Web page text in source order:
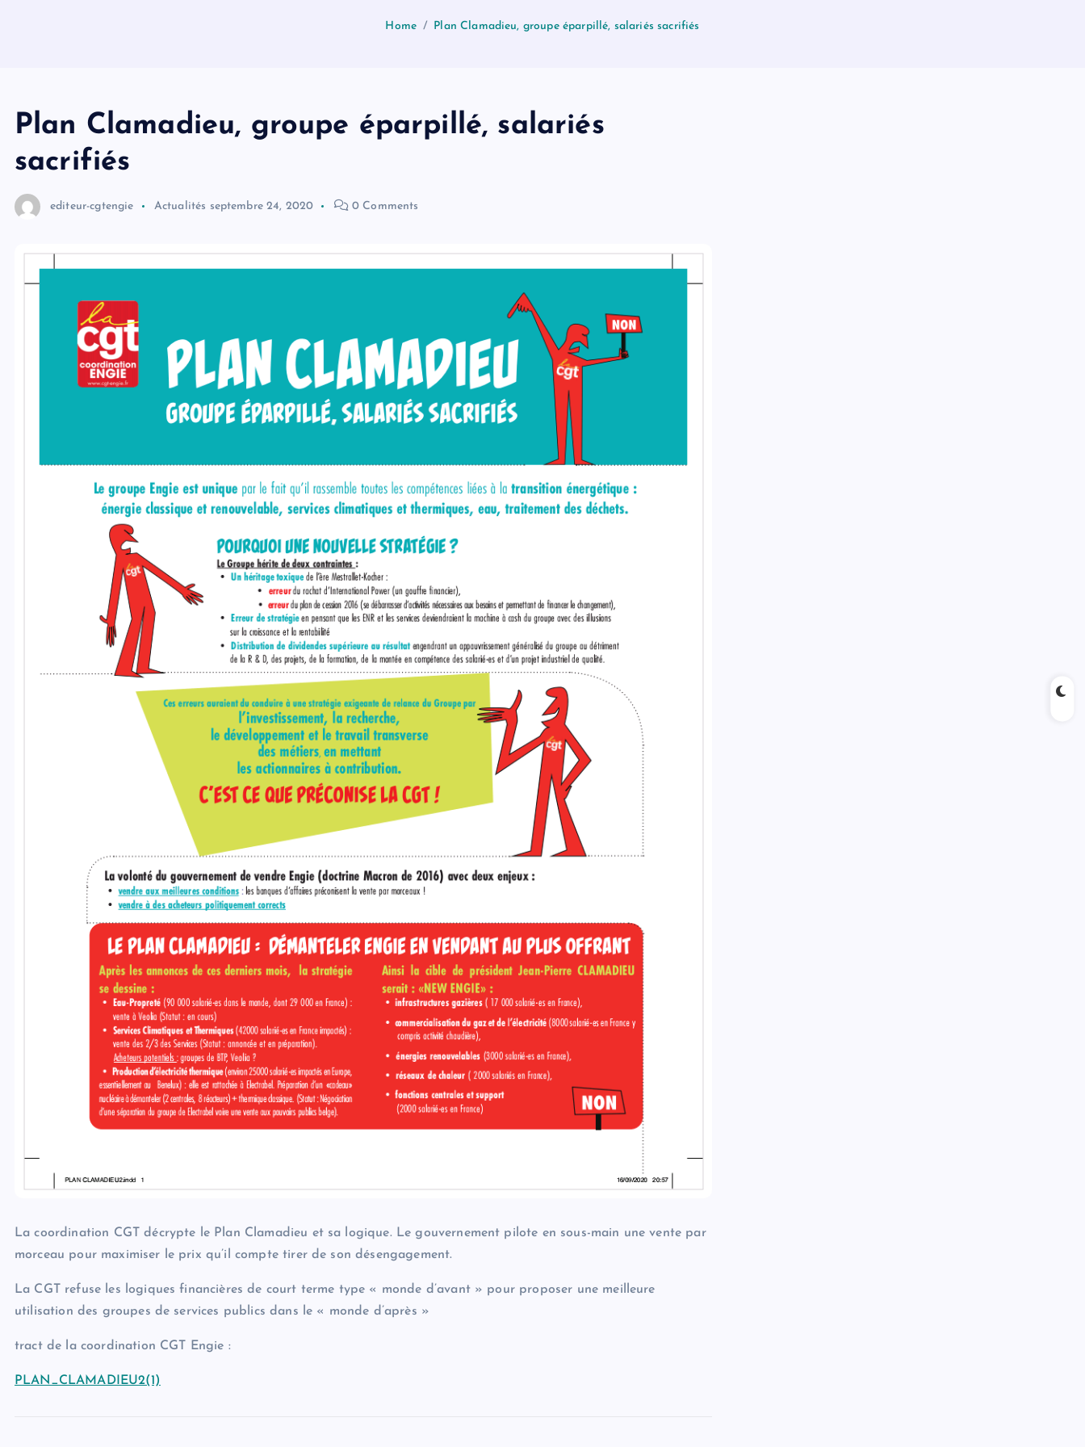
Home Plan Clamadieu, groupe éparpillé, salariés sacrifiés
Plan Clamadieu, groupe éparpillé, salariés
sacrifiés
editeur-cgtengie Actualités septembre 24, 2020 0 Comments
La coordination CGT décrypte le Plan Clamadieu et sa logique. Le gouvernement pilote en sous-main une vente par
morceau pour maximiser le prix qu’il compte tirer de son désengagement.
La CGT refuse les logiques financières de court terme type « monde d’avant » pour proposer une meilleure
utilisation des groupes de services publics dans le « monde d’après »
tract de la coordination CGT Engie :
PLAN_CLAMADIEU2(1)